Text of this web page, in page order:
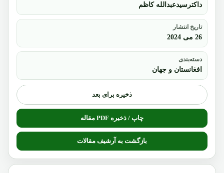
داکترسیدعبدالله کاظم
تاریخ انتشار
26 می 2024
دسته‌بندی
افغانستان و جهان
ذخیره برای بعد
چاپ / ذخیره PDF مقاله
بازگشت به آرشیف مقالات